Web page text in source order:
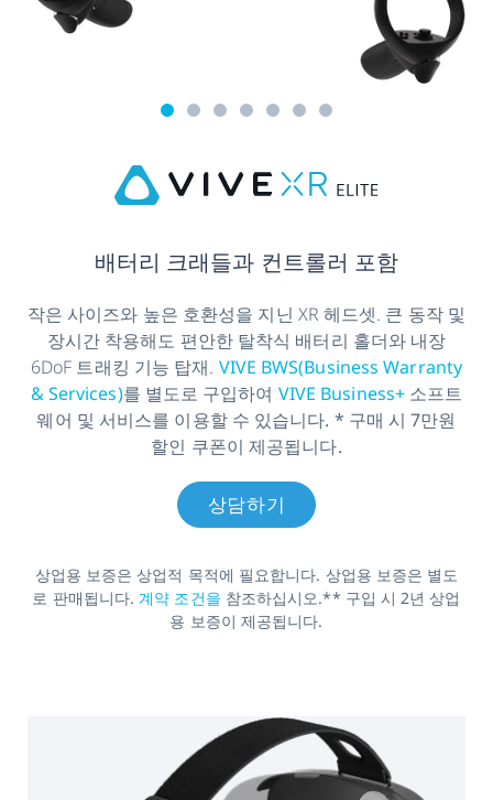
배터리 크래들과 컨트롤러 포함
작은 사이즈와 높은 호환성을 지닌 XR 헤드셋. 큰 동작 및
장시간 착용해도 편안한 탈착식 배터리 홀더와 내장
6DoF 트래킹 기능 탑재. VIVE BWS(Business Warranty
& Services)를 별도로 구입하여 VIVE Business+ 소프트
웨어 및 서비스를 이용할 수 있습니다. * 구매 시 7만원
할인 쿠폰이 제공됩니다.
상담하기
상업용 보증은 상업적 목적에 필요합니다. 상업용 보증은 별도
로 판매됩니다.계약 조건을 참조하십시오.** 구입 시 2년 상업
용 보증이 제공됩니다.